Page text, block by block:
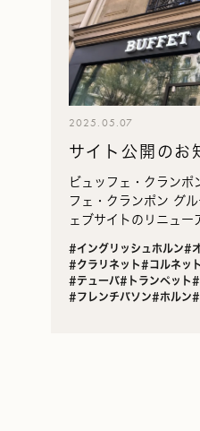
2025.05.07
サイト公開のお
ビュッフェ・クランポ
フェ・クランポン グ
ェブサイトのリニュー
ビュー記事等の日本独
たビュッフ…
#イングリッシュホルン#
#クラリネット#コルネット
#テューバ#トランペット#
#フレンチバソン#ホルン#